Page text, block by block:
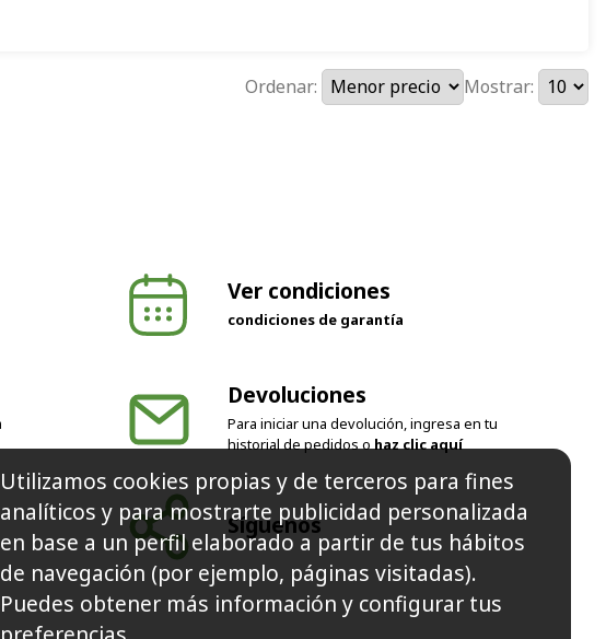
Ordenar: Mostrar:
condiciones de garantía
Para iniciar una devolución, ingresa en tu
historial de pedidos o
Síguenos
Utilizamos cookies propias y de terceros para fines
analíticos y para mostrarte publicidad personalizada
en base a un perfil elaborado a partir de tus hábitos
de navegación (por ejemplo, páginas visitadas).
Puedes obtener más información y configurar tus